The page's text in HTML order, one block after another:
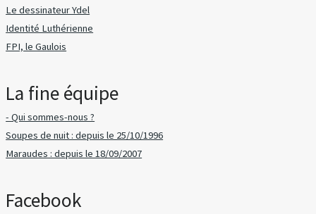
Le dessinateur Ydel
Identité Luthérienne
FPI, le Gaulois
La fine équipe
- Qui sommes-nous ?
Soupes de nuit : depuis le 25/10/1996
Maraudes : depuis le 18/09/2007
Facebook